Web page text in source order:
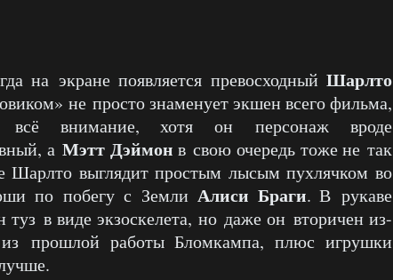
на экране появляется превосходный Шарлто
не просто знаменует экшен всего фильма,
внимание, хотя он персонаж вроде
а Мэтт Дэймон в свою очередь тоже не так
выглядит простым лысым пухлячком во
по побегу с ЗемлиАлиси Браги. В рукаве
туз в виде экзоскелета, но даже он вторичен из-
прошлой работы Бломкампа, плюс игрушки